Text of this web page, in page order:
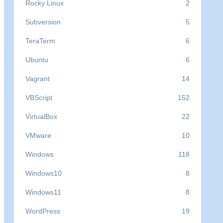
@commandline
Rocky Linux 2
Subversion 5
TeraTerm 6
Ubuntu 6
Vagrant 14
VBScript 152
VirtualBox 22
VMware 10
Windows 118
Windows10 8
Windows11 8
WordPress 19